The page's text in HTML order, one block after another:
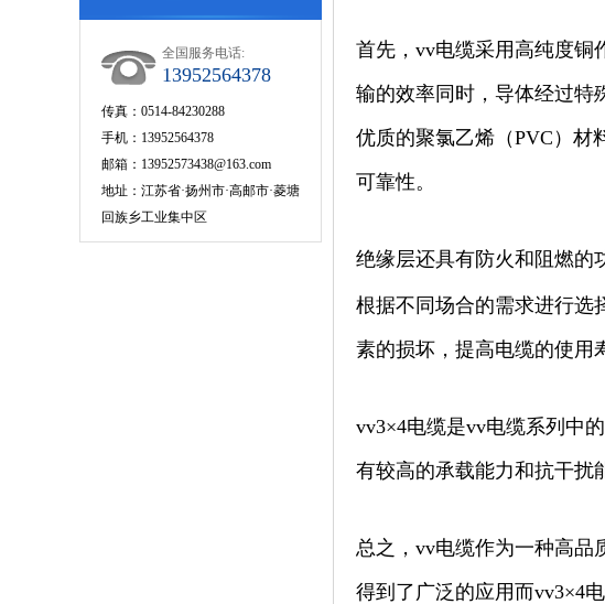
全国服务电话:
13952564378
传真：0514-84230288
手机：13952564378
邮箱：13952573438@163.com
地址：江苏省·扬州市·高邮市·菱塘
回族乡工业集中区
首先，vv电缆采用高纯度铜
输的效率同时，导体经过特
优质的聚氯乙烯（PVC）材
可靠性。
绝缘层还具有防火和阻燃的
根据不同场合的需求进行选
素的损坏，提高电缆的使用
vv3×4电缆是vv电缆系列中
有较高的承载能力和抗干扰
总之，vv电缆作为一种高品
得到了广泛的应用而vv3×4